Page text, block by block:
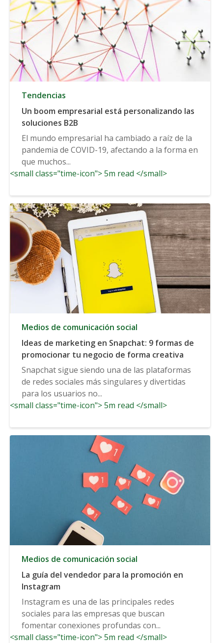
Tendencias
Un boom empresarial está personalizando las
soluciones B2B
El mundo empresarial ha cambiado a raíz de la
pandemia de COVID-19, afectando a la forma en
que muchos...
<small class="time-icon"> 5m read </small>
Medios de comunicación social
Ideas de marketing en Snapchat: 9 formas de
promocionar tu negocio de forma creativa
Snapchat sigue siendo una de las plataformas
de redes sociales más singulares y divertidas
para los usuarios no...
<small class="time-icon"> 5m read </small>
Medios de comunicación social
La guía del vendedor para la promoción en
Instagram
Instagram es una de las principales redes
sociales para las empresas que buscan
fomentar conexiones profundas con...
<small class="time-icon"> 5m read </small>